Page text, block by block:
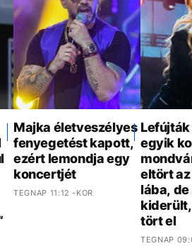
Majka életveszélyes
fenyegetést kapott,
ezért lemondja egy
koncertjét
TEGNAP 11:12 -KOR
Lefújták
egyik
eltört
lába,
tört el
TEGNAP